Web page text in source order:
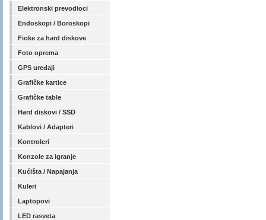
Elektronski prevodioci
Endoskopi / Boroskopi
Fioke za hard diskove
Foto oprema
GPS uređaji
Grafičke kartice
Grafičke table
Hard diskovi / SSD
Kablovi / Adapteri
Kontroleri
Konzole za igranje
Kućišta / Napajanja
Kuleri
Laptopovi
LED rasveta